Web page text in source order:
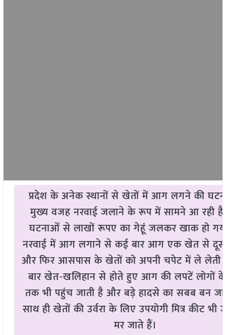
प्रदेश के अनेक स्थानों से खेतों में आग लगने की
मुख्य वजह नरवाई जलाने के रूप में सामने आ रही
घटनाओं से लाखों रूपए का गेहूं जलकर खाक हो
नरवाई में आग लगाने से कई बार आग एक खेत से
और फिर आसपास के खेतों को अपनी चपेट में ले लेती
बार खेत-खलिहान से होते हुए आग की लपटें लोगों
तक भी पहुंच जाती है और बड़े हादसे का सबब बन
साथ ही खेतों की उर्वरा के लिए उपयोगी मित्र कीट
मर जाते हैं।